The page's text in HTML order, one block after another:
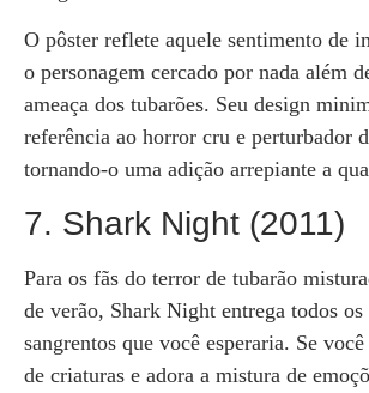
O pôster reflete aquele sentimento de
o personagem cercado por nada além
ameaça dos tubarões. Seu design
referência ao horror cru e perturbador
tornando-o uma adição arrepiante a
7. Shark Night (2011)
Para os fãs do terror de tubarão
de verão, Shark Night entrega todos
sangrentos que você esperaria. Se
de criaturas e adora a mistura de